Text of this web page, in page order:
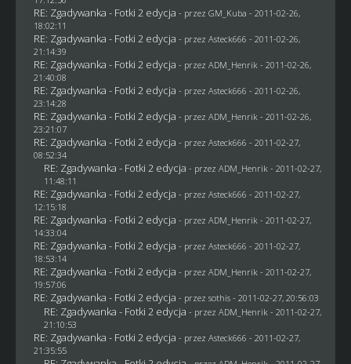
RE: Zgadywanka - Fotki 2 edycja - przez GM_Kuba - 2011-02-26,
18:02:11
RE: Zgadywanka - Fotki 2 edycja - przez Asteck666 - 2011-02-26,
21:14:39
RE: Zgadywanka - Fotki 2 edycja - przez ADM_Henrik - 2011-02-26,
21:40:08
RE: Zgadywanka - Fotki 2 edycja - przez Asteck666 - 2011-02-26,
23:14:28
RE: Zgadywanka - Fotki 2 edycja - przez ADM_Henrik - 2011-02-26,
23:21:07
RE: Zgadywanka - Fotki 2 edycja - przez Asteck666 - 2011-02-27,
08:52:34
RE: Zgadywanka - Fotki 2 edycja - przez ADM_Henrik - 2011-02-27,
11:48:11
RE: Zgadywanka - Fotki 2 edycja - przez Asteck666 - 2011-02-27,
12:15:18
RE: Zgadywanka - Fotki 2 edycja - przez ADM_Henrik - 2011-02-27,
14:33:04
RE: Zgadywanka - Fotki 2 edycja - przez Asteck666 - 2011-02-27,
18:53:14
RE: Zgadywanka - Fotki 2 edycja - przez ADM_Henrik - 2011-02-27,
19:57:06
RE: Zgadywanka - Fotki 2 edycja - przez sothis- 2011-02-27, 20:56:03
RE: Zgadywanka - Fotki 2 edycja - przez ADM_Henrik - 2011-02-27,
21:10:53
RE: Zgadywanka - Fotki 2 edycja - przez Asteck666 - 2011-02-27,
21:35:55